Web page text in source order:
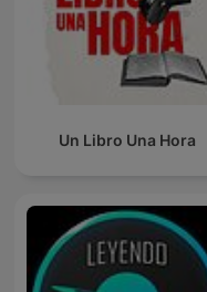
Un Libro Una Hora